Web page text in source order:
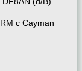
с Cayman